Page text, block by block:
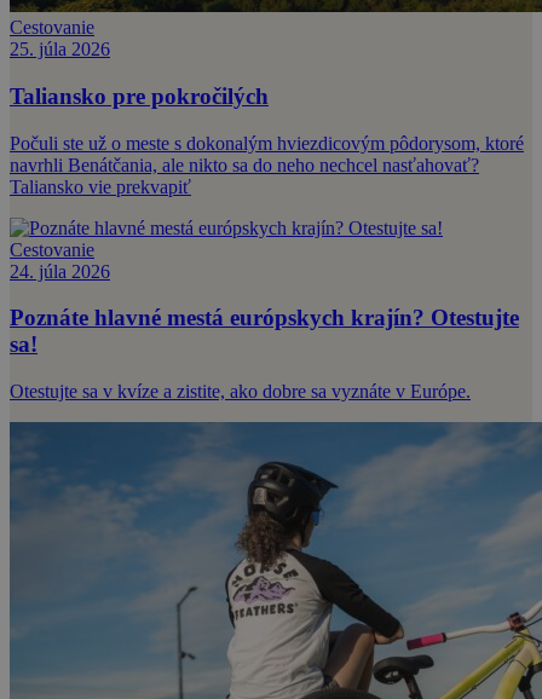
Cestovanie
25. júla 2026
Taliansko pre pokročilých
Počuli ste už o meste s dokonalým hviezdicovým pôdorysom, ktoré
navrhli Benátčania, ale nikto sa do neho nechcel nasťahovať?
Taliansko vie prekvapiť
Cestovanie
24. júla 2026
Poznáte hlavné mestá európskych krajín? Otestujte
sa!
Otestujte sa v kvíze a zistite, ako dobre sa vyznáte v Európe.